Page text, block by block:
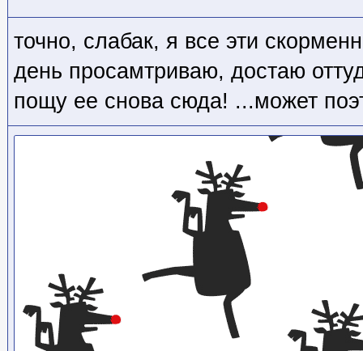
точно, слабак, я все эти
день просамтриваю, достаю
пощу ее снова сюда! ...может